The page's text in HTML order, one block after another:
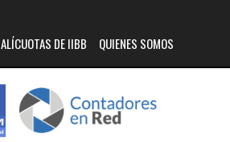
ALÍCUOTAS DE IIBB QUIENES SOMOS